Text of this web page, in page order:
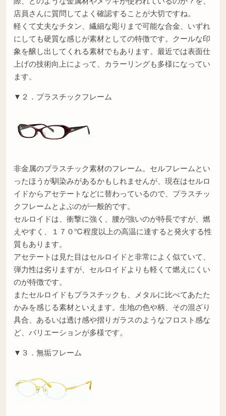
店員さんに質問してよく確認することが大切ですね。
軽くて丈夫なチタン、繊細な彫りまで可能な合金、いずれ
にしても硬質な感じが素材としての特徴です。クールな印
象を醸し出してくれる素材でもあります。最近では表面仕
上げの技術向上によって、カラーリングも多様になってい
ます。
▼２．プラスチックフレーム
非金属のプラスチック素材のフレーム。セルフレームとい
ったほうが馴染みがあるかもしれませんが、現在はセルロ
イドからアセテートなどに替わっているので、プラスチッ
クフレームとよぶのが一般的です。
セルロイドは、衝撃に強く、腰が強いのが特長ですが、燃
えやすく、１７０℃程度以上の高温に達すると発火する性
質もあります。
アセテートは見た目はセルロイドと非常によく似ていて、
弾力性は劣りますが、セルロイドよりも軽くて燃えにくい
のが特徴です。
またセルロイドもプラスチックも、メタルに比べてあたた
かみを感じる素材といえます。生地の色や柄、その混ざり
具合、あるいは透け感や摺りガラスのようなフロスト感な
ど、バリエーションが多様です。
▼３．無垢フレーム